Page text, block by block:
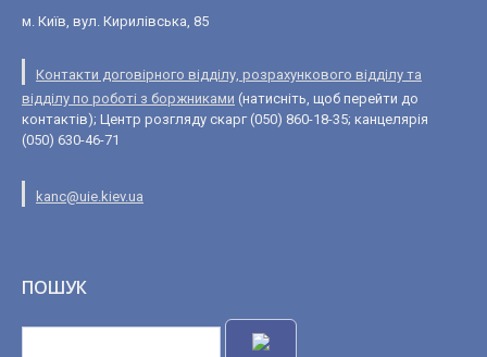
м. Київ, вул. Кирилівська, 85
Контакти договірного відділу, розрахункового відділу та
відділу по роботі з боржниками (натисніть, щоб перейти до
контактів); Центр розгляду скарг (050) 860-18-35; канцелярія
(050) 630-46-71
kanc@uie.kiev.ua
ПОШУК